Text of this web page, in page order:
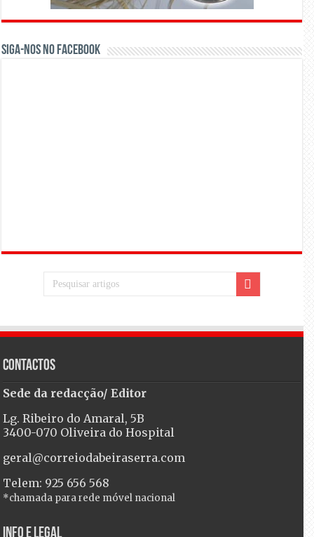
Siga-nos no Facebook
Contactos
Sede da redacção/ Editor
Lg. Ribeiro do Amaral, 5B
3400-070 Oliveira do Hospital
geral@correiodabeiraserra.com
Telem: 925 656 568
*chamada para rede móvel nacional
Info e Legal